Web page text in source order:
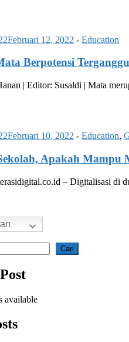
Februari 12, 2022 - Education
Berpotensi
| Editor: Susaldi | Mata
Februari 10, 2022 - Education,
Apakah Mampu
– Digitalisasi di
Cari
available